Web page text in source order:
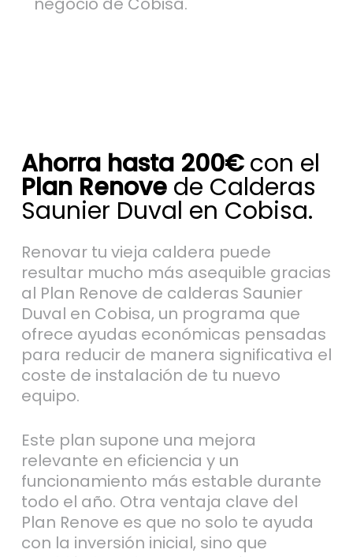
Ahorra hasta 200€con el
Plan Renovede Calderas
Saunier Duval en Cobisa.
Renovar tu vieja caldera puede
resultar mucho más asequible gracias
al Plan Renove de calderas Saunier
Duval en Cobisa, un programa que
ofrece ayudas económicas pensadas
para reducir de manera significativa el
coste de instalación de tu nuevo
equipo.
Este plan supone una mejora
relevante en eficiencia y un
funcionamiento más estable durante
todo el año. Otra ventaja clave del
Plan Renove es que no solo te ayuda
con la inversión inicial, sino que